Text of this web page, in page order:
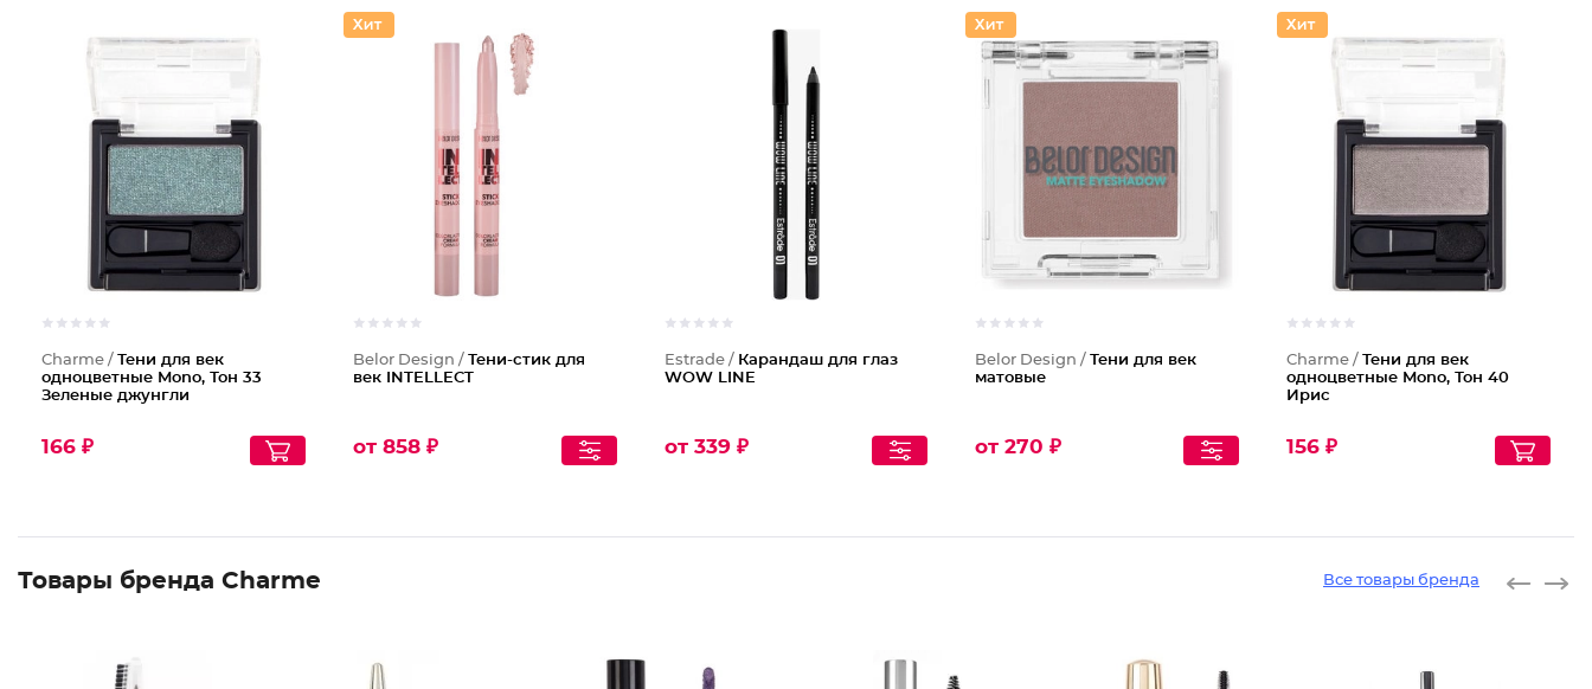
Charme / Тени для век
одноцветные Mono, Тон 33
Зеленые джунгли
166 ₽
Belor Design / Тени-стик для
век INTELLECT
от 858 ₽
Estrade / Карандаш для глаз
WOW LINE
от 339 ₽
Belor Design /Тени для век
матовые
от 270 ₽
Charme /Тени для век
одноцветные Mono, Тон 40
Ирис
156 ₽
Товары бренда Charme Все товары бренда